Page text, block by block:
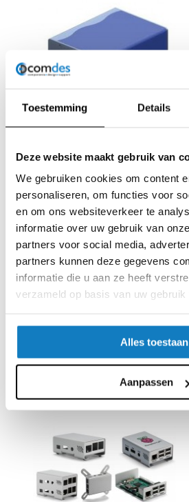
Toestemming Details
Deze website maakt gebruik van
We gebruiken cookies om content
personaliseren, om functies voor
en om ons websiteverkeer te
informatie over uw gebruik van
partners voor social media,
partners kunnen deze gegevens
informatie die u aan ze heeft
verzameld op basis van uw
Alles toestaan
Aanpassen
Apranorm apRaspi
Details bekijken
Italtronic Embedded